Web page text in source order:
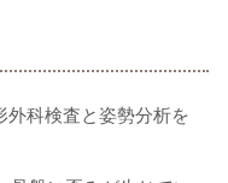
科検査と姿勢分析を